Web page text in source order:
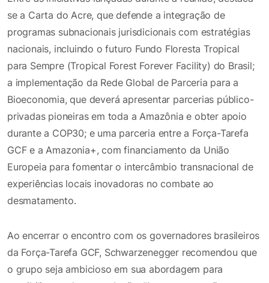
se a Carta do Acre, que defende a integração de
programas subnacionais jurisdicionais com estratégias
nacionais, incluindo o futuro Fundo Floresta Tropical
para Sempre (Tropical Forest Forever Facility) do Brasil;
a implementação da Rede Global de Parceria para a
Bioeconomia, que deverá apresentar parcerias público-
privadas pioneiras em toda a Amazônia e obter apoio
durante a COP30; e uma parceria entre a Força-Tarefa
GCF e a Amazonia+, com financiamento da União
Europeia para fomentar o intercâmbio transnacional de
experiências locais inovadoras no combate ao
desmatamento.
Ao encerrar o encontro com os governadores brasileiros
da Força-Tarefa GCF, Schwarzenegger recomendou que
o grupo seja ambicioso em sua abordagem para